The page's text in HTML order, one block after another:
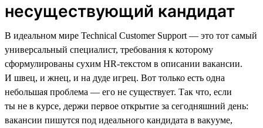
несуществующий кандидат
В идеальном мире Technical Customer Support — это тот самый
универсальный специалист, требования к которому
сформулированы сухим HR-текстом в описании вакансии.
И швец, и жнец, и на дуде игрец. Вот только есть одна
небольшая проблема — его не существует. Так что, если
ты не в курсе, держи первое открытие за сегодняшний день:
вакансии пишутся под идеального кандидата в вакууме,